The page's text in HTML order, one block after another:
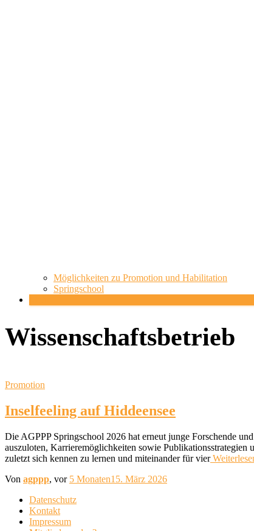
Möglichkeiten zu Promotion und Habilitation
Springschool
Wissenschaftsbetrieb
Promotion
Inselfeeling auf Hiddeensee
Die AGPPP Springschool 2026 hat erneut junge Forschende
auszuloten, Karrieremöglichkeiten sowie
zuletzt sich kennen zu lernen und miteinander für vier
Von agppp, vor 5 Monaten15. März 2026
Datenschutz
Kontakt
Impressum